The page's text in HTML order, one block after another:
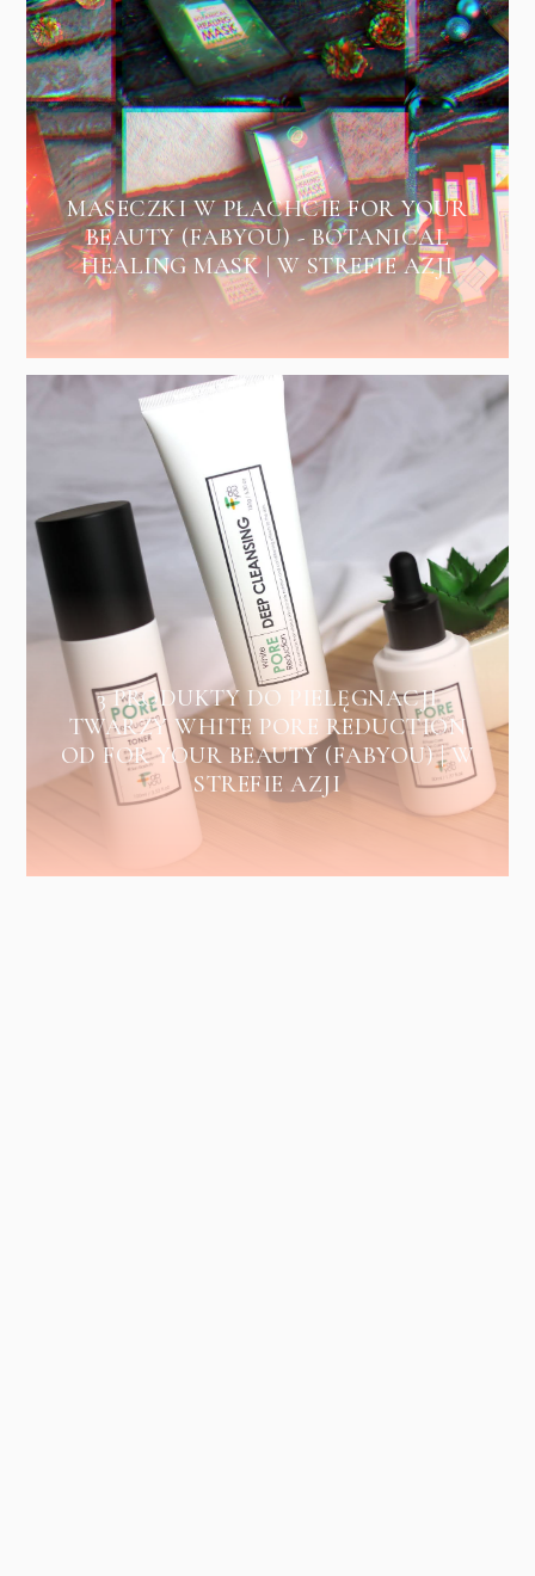
MASECZKI W PŁACHCIE FOR YOUR
BEAUTY (FABYOU) - BOTANICAL
HEALING MASK | W STREFIE AZJI
3 PRODUKTY DO PIELĘGNACJI
TWARZY WHITE PORE REDUCTION
OD FOR YOUR BEAUTY (FABYOU) | W
STREFIE AZJI